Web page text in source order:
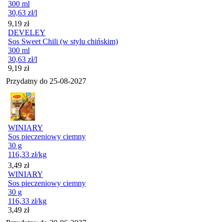
300 ml
30,63 zł/l
Cena
9,19 zł
DEVELEY
Sos Sweet Chili (w stylu chińskim)
300 ml
30,63 zł/l
Cena
9,19 zł
Przydatny do 25-08-2027
WINIARY
Sos pieczeniowy ciemny
30 g
116,33 zł/kg
Cena
3,49 zł
WINIARY
Sos pieczeniowy ciemny
30 g
116,33 zł/kg
Cena
3,49 zł